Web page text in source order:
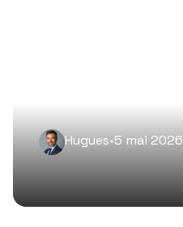
Hugues•5 mai 2026